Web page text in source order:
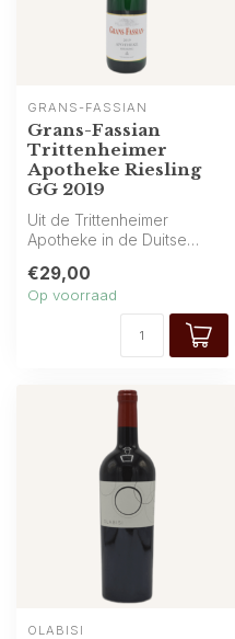
GRANS-FASSIAN
Grans-Fassian
Trittenheimer
Apotheke Riesling
GG 2019
Uit de Trittenheimer
Apotheke in de Duitse
uitmuntende Riesling...
€29,00
Op voorraad
OLABISI